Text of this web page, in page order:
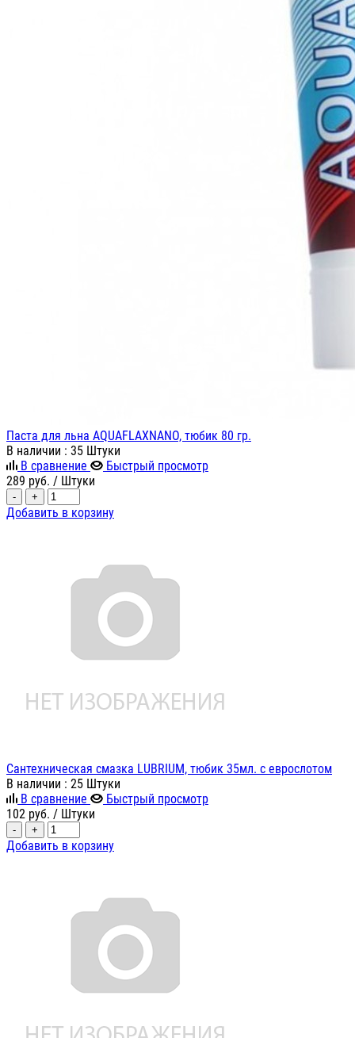
Паста для льна AQUAFLAXNANO, тюбик 80 гр.
В наличии : 35 Штуки
В сравнение
Быстрый просмотр
289 руб. / Штуки
- +
Добавить в корзину
Сантехническая смазка LUBRIUM, тюбик 35мл. с еврослотом
В наличии : 25 Штуки
В сравнение
Быстрый просмотр
102 руб. / Штуки
- +
Добавить в корзину